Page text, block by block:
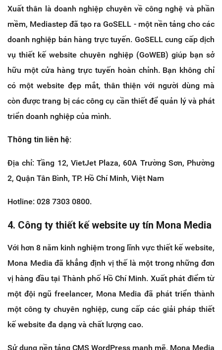
Xuất thân là doanh nghiệp chuyên về công nghệ và phần
mềm, Mediastep đã tạo ra GoSELL - một nền tảng cho các
doanh nghiệp bán hàng trực tuyến. GoSELL cung cấp dịch
vụ thiết kế website chuyên nghiệp (GoWEB) giúp bạn sở
hữu một cửa hàng trực tuyến hoàn chỉnh. Bạn không chỉ
có một website đẹp mắt, thân thiện với người dùng mà
còn được trang bị các công cụ cần thiết để quản lý và phát
triển doanh nghiệp của mình.
Thông tin liên hệ:
Địa chỉ: Tầng 12, VietJet Plaza, 60A Trường Sơn, Phường
2, Quận Tân Bình, TP. Hồ Chí Minh, Việt Nam
Hotline: 028 7303 0800.
4. Công ty thiết kế website uy tín Mona Media
Với hơn 8 năm kinh nghiệm trong lĩnh vực thiết kế website,
Mona Media đã khẳng định vị thế là một trong những đơn
vị hàng đầu tại Thành phố Hồ Chí Minh. Xuất phát điểm từ
một đội ngũ freelancer, Mona Media đã phát triển thành
một công ty chuyên nghiệp, cung cấp các giải pháp thiết
kế website đa dạng và chất lượng cao.
Sử dụng nền tảng CMS WordPress mạnh mẽ, Mona Media